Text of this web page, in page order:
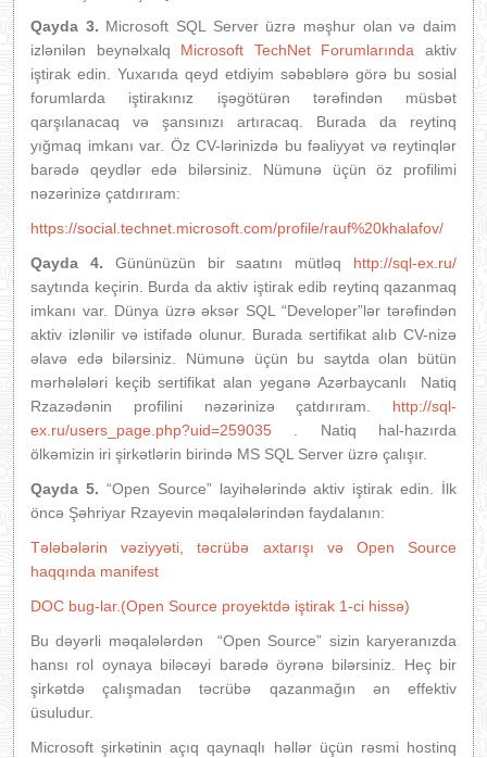
Qayda 3. Microsoft SQL Server üzrə məşhur olan və daim
izlənilən beynəlxalq Microsoft TechNet Forumlarında aktiv
iştirak edin. Yuxarıda qeyd etdiyim səbəblərə görə bu sosial
forumlarda iştirakınız işəgötürən tərəfindən müsbət
qarşılanacaq və şansınızı artıracaq. Burada da reytinq
yığmaq imkanı var. Öz CV-lərinizdə bu fəaliyyət və reytinqlər
barədə qeydlər edə bilərsiniz. Nümunə üçün öz profilimi
nəzərinizə çatdırıram:
https://social.technet.microsoft.com/profile/rauf%20khalafov/
Qayda 4. Gününüzün bir saatını mütləq http://sql-ex.ru/
saytında keçirin. Burda da aktiv iştirak edib reytinq qazanmaq
imkanı var. Dünya üzrə əksər SQL “Developer”lər tərəfindən
aktiv izlənilir və istifadə olunur. Burada sertifikat alıb CV-nizə
əlavə edə bilərsiniz. Nümunə üçün bu saytda olan bütün
mərhələləri keçib sertifikat alan yeganə Azərbaycanlı Natiq
Rzazədənin profilini nəzərinizə çatdırıram. http://sql-
ex.ru/users_page.php?uid=259035 . Natiq hal-hazırda
ölkəmizin iri şirkətlərin birində MS SQL Server üzrə çalışır.
Qayda 5. “Open Source” layihələrində aktiv iştirak edin. İlk
öncə Şəhriyar Rzayevin məqalələrindən faydalanın:
Tələbələrin vəziyyəti, təcrübə axtarışı və Open Source
haqqında manifest
DOC bug-lar.(Open Source proyektdə iştirak 1-ci hissə)
Bu dəyərli məqalələrdən “Open Source” sizin karyeranızda
hansı rol oynaya biləcəyi barədə öyrənə bilərsiniz. Heç bir
şirkətdə çalışmadan təcrübə qazanmağın ən effektiv
üsuludur.
Microsoft şirkətinin açıq qaynaqlı həllər üçün rəsmi hostinq